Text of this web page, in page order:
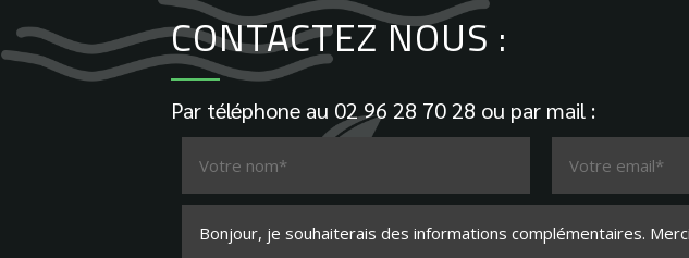
CONTACTEZ NOUS :
Par téléphone au 02 96 28 70 28 ou par mail :